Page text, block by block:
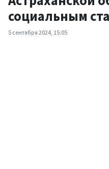
социальным
5 сентября 2024, 15:05